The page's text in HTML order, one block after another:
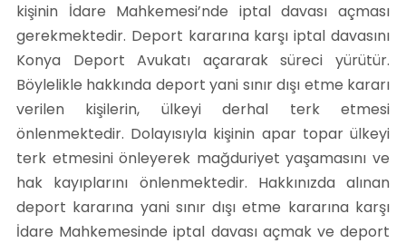
kişinin İdare Mahkemesi’nde iptal davası açması
gerekmektedir. Deport kararına karşı iptal davasını
Konya Deport Avukatı açararak süreci yürütür.
Böylelikle hakkında deport yani sınır dışı etme kararı
verilen kişilerin, ülkeyi derhal terk etmesi
önlenmektedir. Dolayısıyla kişinin apar topar ülkeyi
terk etmesini önleyerek mağduriyet yaşamasını ve
hak kayıplarını önlenmektedir. Hakkınızda alınan
deport kararına yani sınır dışı etme kararına karşı
İdare Mahkemesinde iptal davası açmak ve deport